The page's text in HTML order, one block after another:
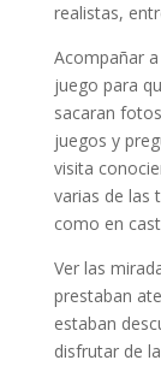
realistas,
Acompañar
juego para
sacaran
juegos y
visita
varias de las
como en
Ver las
prestaban
estaban
disfrutar de